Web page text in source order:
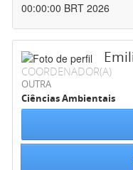
00:00:00 BRT 2026
COORDENADOR(A)
OUTRA
Ciências Ambientais